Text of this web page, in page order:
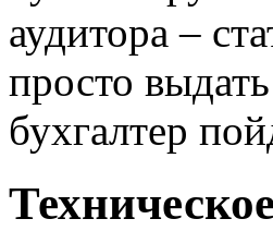
аудитора –
просто
бухгалтер